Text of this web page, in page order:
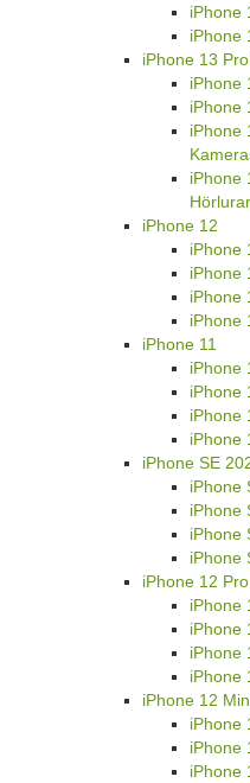
iPhone
iPhone
iPhone 13
iPhone
iPhone
iPhone
iPhone
Hörlurar
iPhone 12
iPhone
iPhone
iPhone
iPhone
iPhone 11
iPhone
iPhone
iPhone
iPhone
iPhone SE
iPhone
iPhone
iPhone
iPhone
iPhone 12 Pro
iPhone
iPhone
iPhone
iPhone
iPhone 12
iPhone
iPhone
iPhone